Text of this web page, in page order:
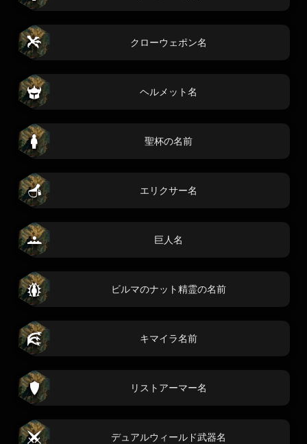
クローウェポン名
ヘルメット名
聖杯の名前
エリクサー名
巨人名
ビルマのナット精霊の名前
キマイラ名前
リストアーマー名
デュアルウィールド武器名